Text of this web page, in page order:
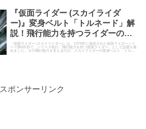
『仮面ライダー (スカイライダ
ー)』変身ベルト「トルネード」解
説！飛行能力を持つライダーの秘
密とは？
『仮面ライダー (スカイライダー)』は、1979年に放送された仮面ライダーシリ
ーズ第6作目で、シリーズ初の「飛行能力を持つ仮面ライダー」として話題を集
めました。その飛行能力を支えるのが、スカイライダーの変身ベルト「トルネ
スポンサーリンク